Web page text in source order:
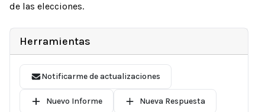
de las elecciones.
Herramientas
Notificarme de actualizaciones
Nuevo Informe Nueva Respuesta